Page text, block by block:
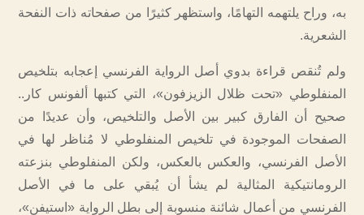
به، وراح يلتهمه التهامًا، واستظهر كثيرًا من صفحاته ذات النفحة
الشعرية.
ولم تُنقص قراءة بدوي أصل الرواية الفرنسي إعجابه بتلخيص
المنفلوطي «تحت ظلال الزيزفون»، التي كتبها ألفونس كار..
صحيح أن الفارق كبير بين الأصل والتلخيص، وأن عديدًا من
الصفحات الموجودة في تلخيص المنفلوطي لا مُناظر لها في
الأصل الفرنسي، والعكس بالعكس، ولكن المنفلوطي بنزعته
الرومانتيكية المثالية لم يشأ أن يُبقي على ما في الأصل
الفرنسي من أعمال شائنة منسوبة إلى بطل الرواية «استيفن»،